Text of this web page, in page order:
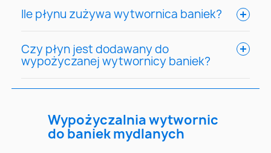
Ile płynu zużywa wytwornica baniek?
Czy płyn jest dodawany do
wypożyczanej wytwornicy baniek?
Wypożyczalnia wytwornic
do baniek mydlanych